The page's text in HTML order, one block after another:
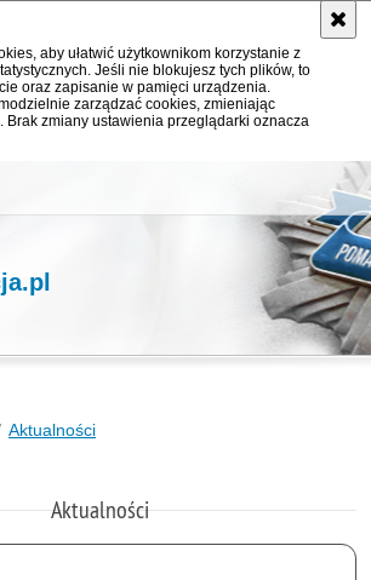
aby ułatwić użytkownikom korzystanie z
Jeśli nie blokujesz tych plików, to
oraz zapisanie w pamięci urządzenia.
zarządzać cookies, zmieniając
Brak zmiany ustawienia przeglądarki oznacza
Aktualności
Aktualności